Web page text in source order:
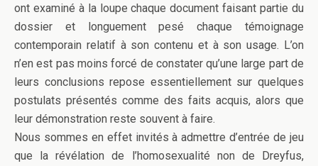
ont examiné à la loupe chaque document faisant partie du
dossier et longuement pesé chaque témoignage
contemporain relatif à son contenu et à son usage. L’on
n’en est pas moins forcé de constater qu’une large part de
leurs conclusions repose essentiellement sur quelques
postulats présentés comme des faits acquis, alors que
leur démonstration reste souvent à faire.
Nous sommes en effet invités à admettre d’entrée de jeu
que la révélation de l’homosexualité non de Dreyfus,